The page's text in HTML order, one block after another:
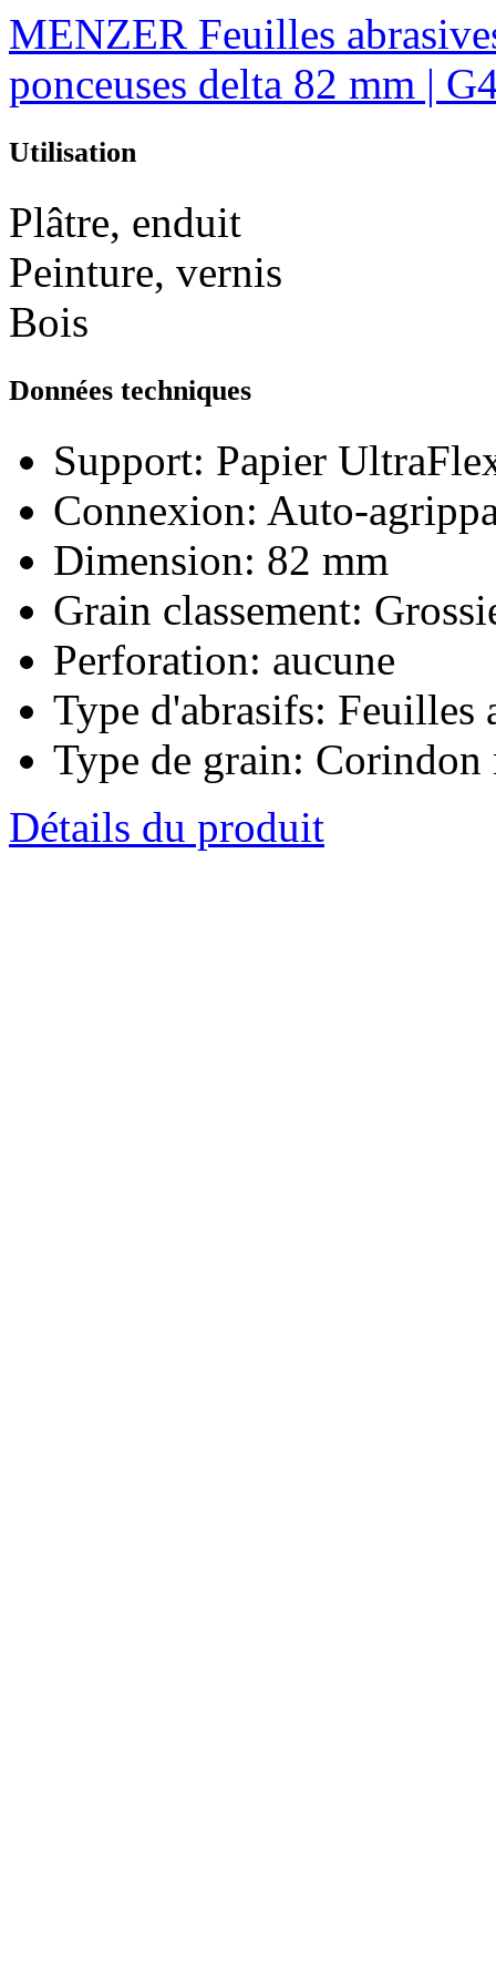
MENZER Feuilles
ponceuses delta 82 mm |
Utilisation
Plâtre, enduit
Peinture, vernis
Bois
Données techniques
Support: Papier
Connexion: Auto-
Dimension: 82 mm
Grain classement:
Perforation: aucune
Type d'abrasifs: Feuilles
Type de grain: Corindon
Détails du produit